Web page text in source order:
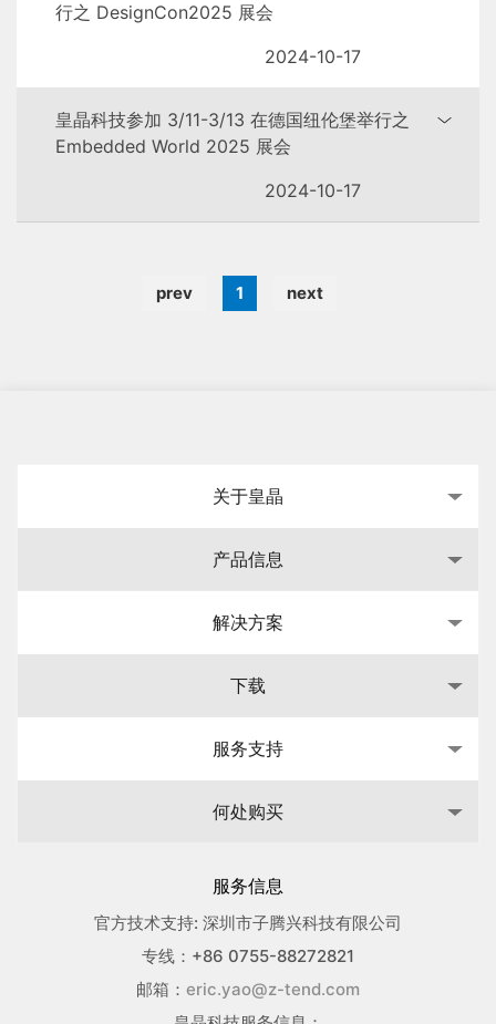
行之 DesignCon2025 展会
2024-10-17
皇晶科技参加 3/11-3/13 在德国纽伦堡举行之
Embedded World 2025 展会
2024-10-17
prev 1 next
关于皇晶
产品信息
解决方案
下载
服务支持
何处购买
服务信息
官方技术支持: 深圳市子腾兴科技有限公司
专线：+86 0755-88272821
邮箱： eric.yao@z-tend.com